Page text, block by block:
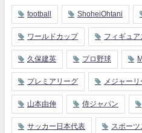
football ShoheiOhtani
ワールドカップ フィギュア
久保建英 プロ野球
プレミアリーグ メジャーリ
山本由伸 侍ジャパン
サッカー日本代表 スポーツ